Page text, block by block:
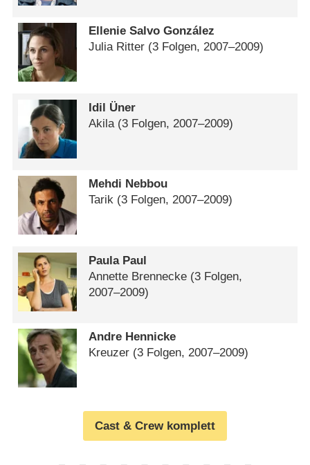
Ellenie Salvo González
Julia Ritter (3 Folgen, 2007⁠–⁠2009)
Idil Üner
Akila(3 Folgen, 2007⁠–⁠2009)
Mehdi Nebbou
Tarik (3 Folgen, 2007⁠–⁠2009)
Paula Paul
Annette Brennecke (3 Folgen,
2007⁠–⁠2009)
Andre Hennicke
Kreuzer (3 Folgen, 2007⁠–⁠2009)
Cast & Crew komplett